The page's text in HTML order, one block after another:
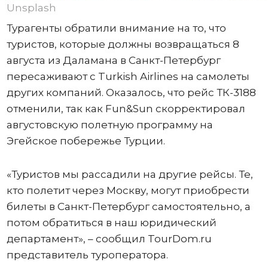
Unsplash
Турагенты обратили внимание на то, что
туристов, которые должны возвращаться 8
августа из Даламана в Санкт-Петербург
пересаживают с Turkish Airlines на самолеты
других компаний. Оказалось, что рейс ТК-3188
отменили, так как Fun&Sun скорректировал
августовскую полетную программу на
Эгейское побережье Турции.
«Туристов мы рассадили на другие рейсы. Те,
кто полетит через Москву, могут приобрести
билеты в Санкт-Петербург самостоятельно, а
потом обратиться в наш юридический
департамент», – сообщил TourDom.ru
представитель туроператора.